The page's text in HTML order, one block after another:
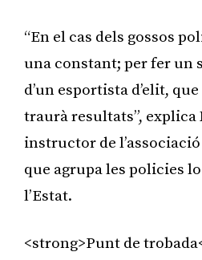
“En el cas dels gossos
una constant; per fer un
d’un esportista d’elit,
traurà resultats”, explica
instructor de
que agrupa les policies
l’Estat.
<strong>Punt de